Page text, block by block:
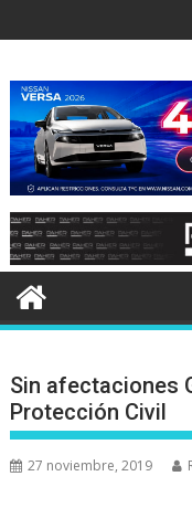
al
Sin afectaciones
Protección Civil
27 noviembre, 2019